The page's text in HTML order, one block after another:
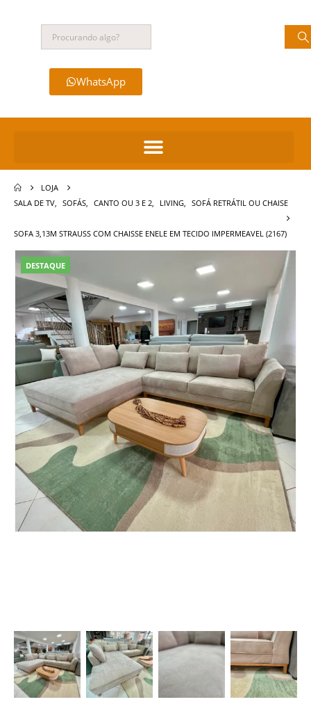
WhatsApp
LOJA
SALA DE TV
SOFÁS CANTO OU 3 E 2 LIVING SOFÁ RETRÁTIL OU CHAISE
SOFA 3,13M STRAUSS COM CHAISSE ENELE EM TECIDO IMPERMEAVEL (2167)
DESTAQUE